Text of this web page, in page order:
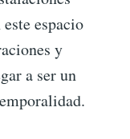
espacio
y
a ser un